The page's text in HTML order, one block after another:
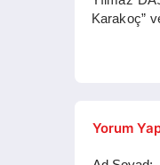
Karakoç”
Yorum